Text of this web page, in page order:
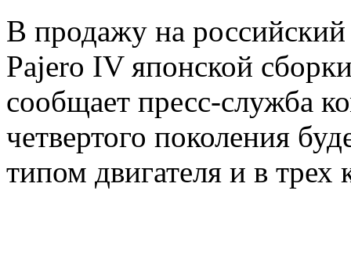
В продажу на
Pajero IV японской
сообщает пресс-служба
четвертого поколения
типом двигателя и в трех